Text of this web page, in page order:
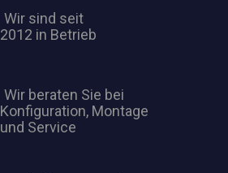
Wir sind seit
2012 in Betrieb
Wir beraten Sie bei
Konfiguration, Montage
und Service